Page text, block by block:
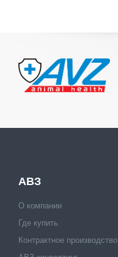
АВЗ
О компании
Где купить
Контрактное производство